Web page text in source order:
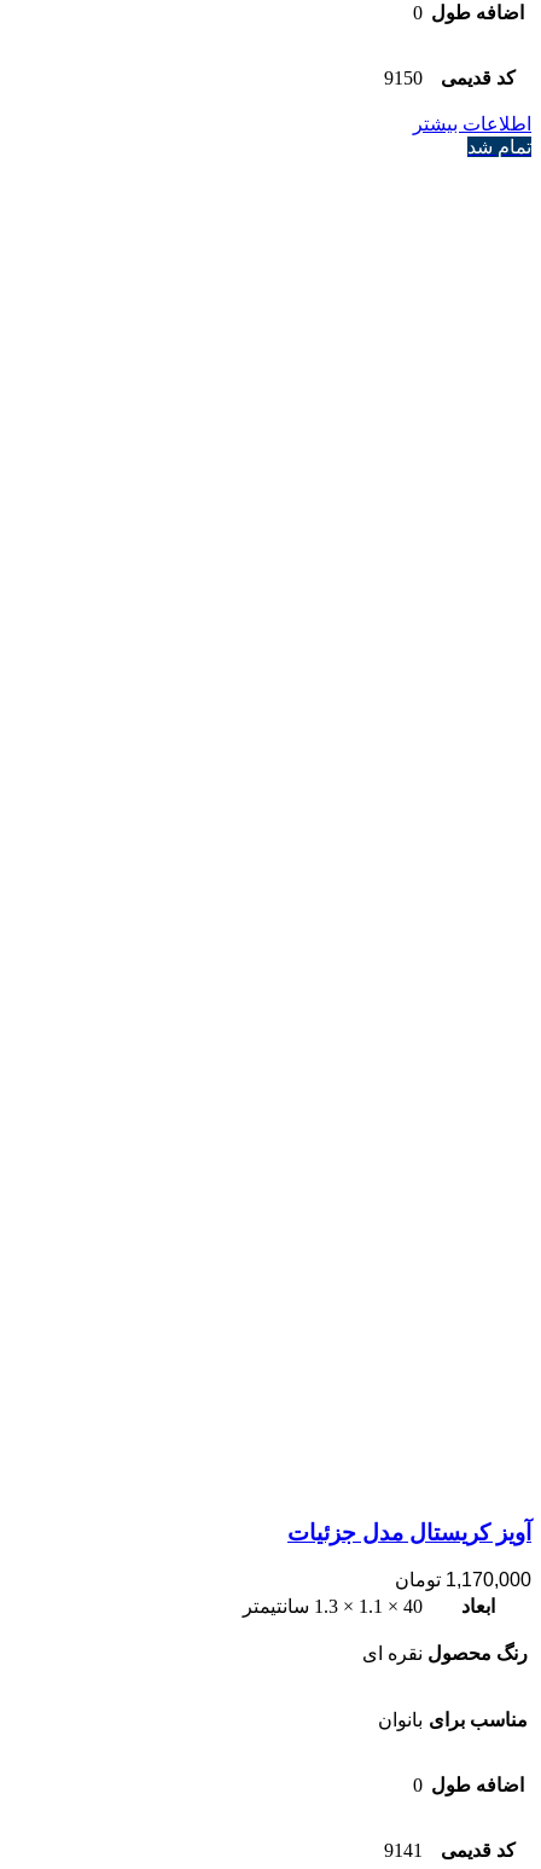
اضافه طول 0
کد قدیمی 9150
اطلاعات بیشتر
تمام شد
آویز کریستال مدل جزئیات
1,170,000 تومان
ابعاد
40 × 1.1 × 1.3 سانتیمتر
رنگ محصول نقره ای
مناسب برای بانوان
اضافه طول 0
کد قدیمی 9141